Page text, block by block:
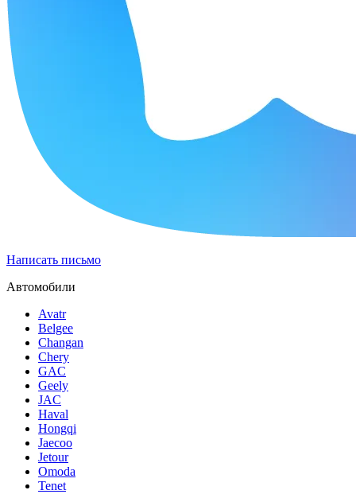
Написать письмо
Автомобили
Avatr
Belgee
Changan
Chery
GAC
Geely
JAC
Haval
Hongqi
Jaecoo
Jetour
Omoda
Tenet